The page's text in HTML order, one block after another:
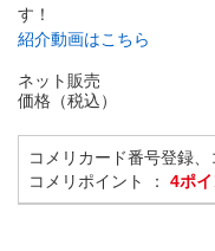
す！
紹介動画はこちら
ネット販売
価格（税込）
コメリカード番号登録
コメリポイント ： 4ポ